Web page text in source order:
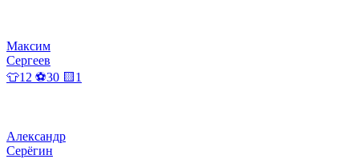
Максим
Сергеев
👕12 ⚽30 🟨1
Александр
Серёгин